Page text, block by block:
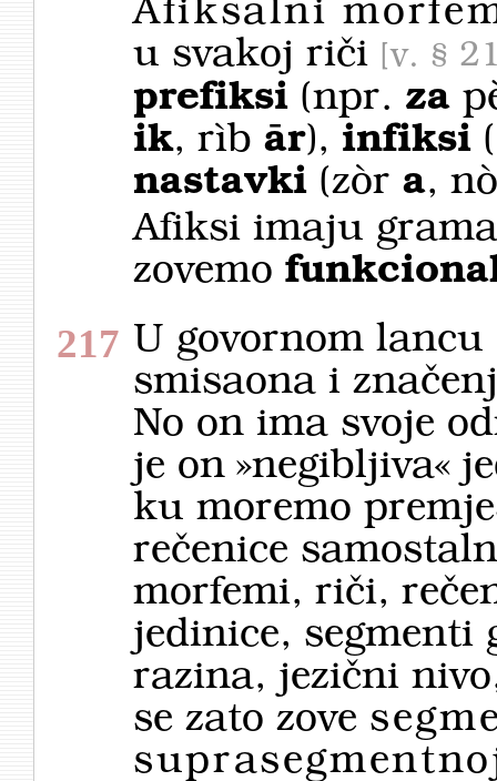
Afiksalni
u svakoj riči v. §
prefiksi (npr. za
ik, rìb ār), infiksi
nastavki (zòr a,
Afiksi imaju
zovemo
217 U govornom
smisaona i
No on ima svoje
je on »negib­ljiva«
ku moremo
rečenice
morfemi, riči,
jedinice, segmenti
razina, jezični
se zato zove